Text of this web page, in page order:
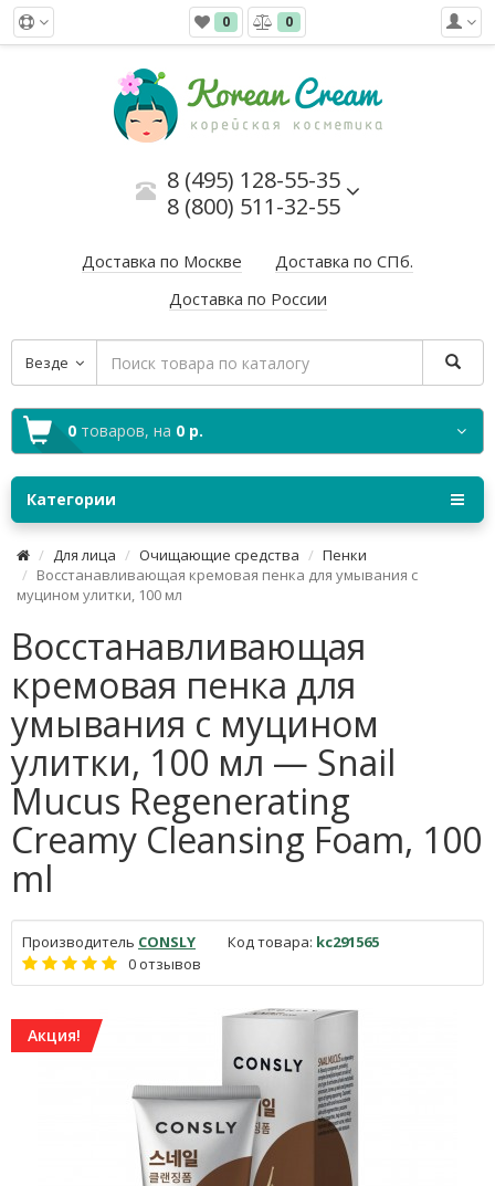
0 0
8 (495) 128-55-35
8 (800) 511-32-55
Доставка по Москве
Доставка по СПб.
Доставка по России
Везде
0 товаров, на 0 р.
Категории
Для лица Очищающие средства
Пенки
Восстанавливающая кремовая пенка для умывания с
муцином улитки, 100 мл
Восстанавливающая
кремовая пенка для
умывания с муцином
улитки, 100 мл — Snail
Mucus Regenerating
Creamy Cleansing Foam, 100
ml
Производитель CONSLY Код товара: kc291565
0 отзывов
Акция!